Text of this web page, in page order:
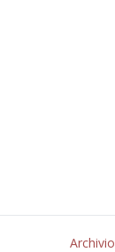
Archivio